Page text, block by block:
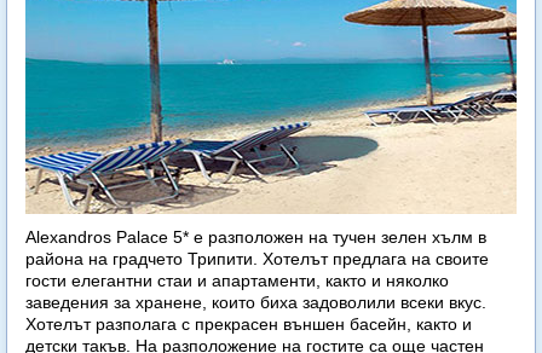
Alexandros Palace 5* e разположен на тучен зелен хълм в
района на градчето Трипити. Хотелът предлага на своите
гости елегантни стаи и апартаменти, както и няколко
заведения за хранене, които биха задоволили всеки вкус.
Хотелът разполага с прекрасен външен басейн, както и
детски такъв. На разположение на гостите са още частен